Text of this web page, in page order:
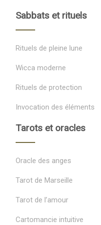
Sabbats et rituels
Rituels de pleine lune
Wicca moderne
Rituels de protection
Invocation des éléments
Tarots et oracles
Oracle des anges
Tarot de Marseille
Tarot de l’amour
Cartomancie intuitive